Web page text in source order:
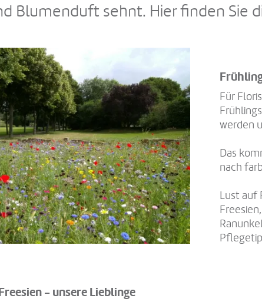
Blumenduft sehnt. Hier finden Sie
Für
werden
Das
nach
Lust auf
- unsere Lieblinge